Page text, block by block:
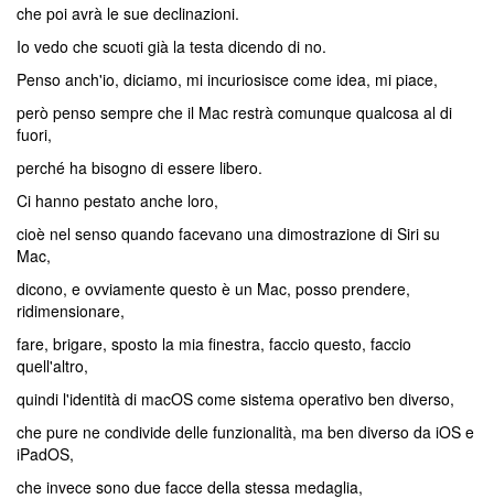
che poi avrà le sue declinazioni.
Io vedo che scuoti già la testa dicendo di no.
Penso anch'io, diciamo, mi incuriosisce come idea, mi piace,
però penso sempre che il Mac restrà comunque qualcosa al di
fuori,
perché ha bisogno di essere libero.
Ci hanno pestato anche loro,
cioè nel senso quando facevano una dimostrazione di Siri su
Mac,
dicono, e ovviamente questo è un Mac, posso prendere,
ridimensionare,
fare, brigare, sposto la mia finestra, faccio questo, faccio
quell'altro,
quindi l'identità di macOS come sistema operativo ben diverso,
che pure ne condivide delle funzionalità, ma ben diverso da iOS e
iPadOS,
che invece sono due facce della stessa medaglia,